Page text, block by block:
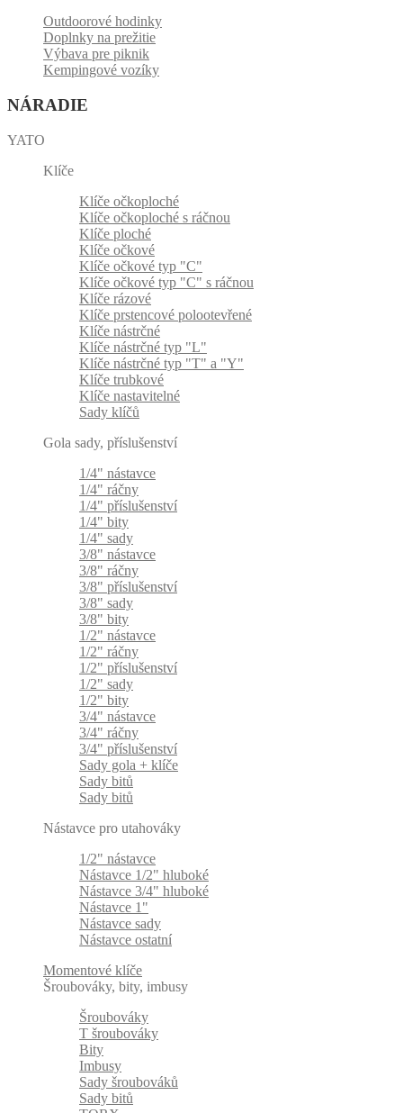
Outdoorové hodinky
Doplnky na prežitie
Výbava pre piknik
Kempingové vozíky
NÁRADIE
YATO
Klíče
Klíče očkoploché
Klíče očkoploché s ráčnou
Klíče ploché
Klíče očkové
Klíče očkové typ "C"
Klíče očkové typ "C" s ráčnou
Klíče rázové
Klíče prstencové polootevřené
Klíče nástrčné
Klíče nástrčné typ "L"
Klíče nástrčné typ "T" a "Y"
Klíče trubkové
Klíče nastavitelné
Sady klíčů
Gola sady, příslušenství
1/4" nástavce
1/4" ráčny
1/4" příslušenství
1/4" bity
1/4" sady
3/8" nástavce
3/8" ráčny
3/8" příslušenství
3/8" sady
3/8" bity
1/2" nástavce
1/2" ráčny
1/2" příslušenství
1/2" sady
1/2" bity
3/4" nástavce
3/4" ráčny
3/4" příslušenství
Sady gola + klíče
Sady bitů
Sady bitů
Nástavce pro utahováky
1/2" nástavce
Nástavce 1/2" hluboké
Nástavce 3/4" hluboké
Nástavce 1"
Nástavce sady
Nástavce ostatní
Momentové klíče
Šroubováky, bity, imbusy
Šroubováky
T šroubováky
Bity
Imbusy
Sady šroubováků
Sady bitů